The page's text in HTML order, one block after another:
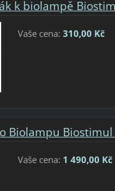
k biolampě
Vaše cena: 310,00 Kč
Biolampu Biostimul
Vaše cena: 1 490,00 Kč